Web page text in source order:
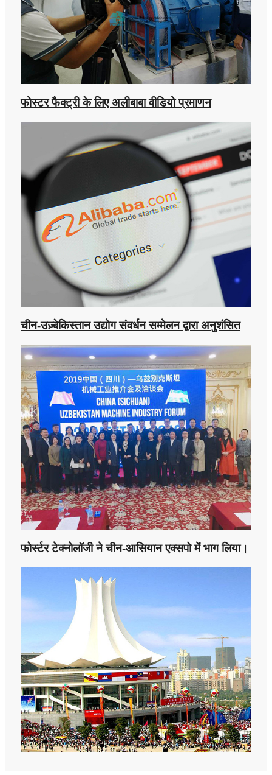
फोस्टर फैक्ट्री के लिए अलीबाबा वीडियो प्रमाणन
चीन-उज़्बेकिस्तान उद्योग संवर्धन सम्मेलन द्वारा अनुशंसित
फोर्स्टर टेक्नोलॉजी ने चीन-आसियान एक्सपो में भाग लिया।